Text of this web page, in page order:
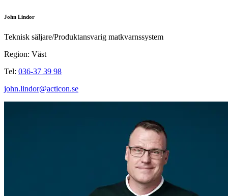
John Lindor
Teknisk säljare/Produktansvarig matkvarnssystem
Region: Väst
Tel: 036-37 39 98
john.lindor@acticon.se